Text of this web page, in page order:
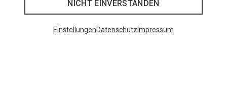
NICHT EINVERSTANDEN
EinstellungenDatenschutz Impressum